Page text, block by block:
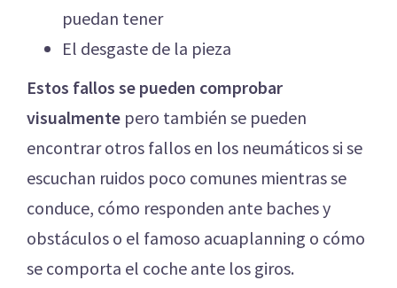
puedan tener
El desgaste de la pieza
Estos fallos se pueden comprobar
visualmente pero también se pueden
encontrar otros fallos en los neumáticos si se
escuchan ruidos poco comunes mientras se
conduce, cómo responden ante baches y
obstáculos o el famoso acuaplanning o cómo
se comporta el coche ante los giros.